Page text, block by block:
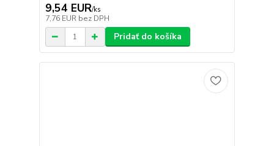
9,54 EUR/ks
7,76 EUR bez DPH
Pridať do košíka